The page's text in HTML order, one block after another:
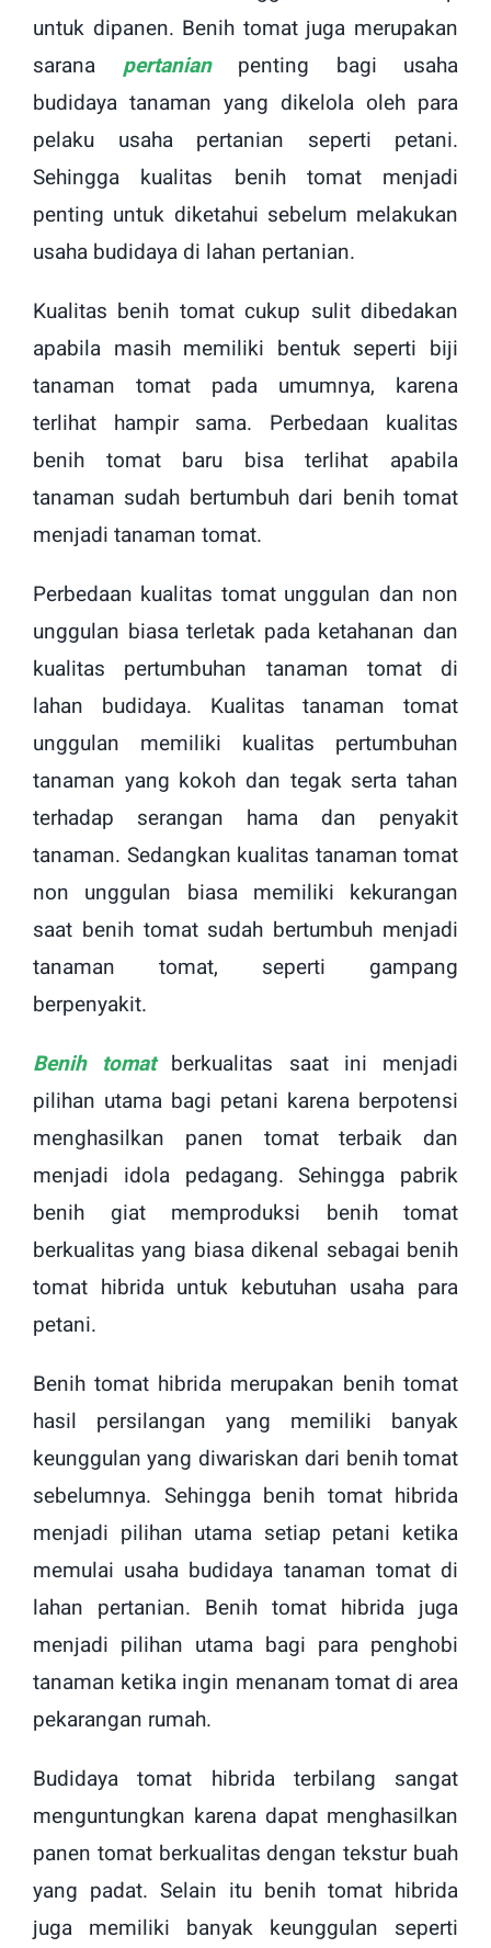
untuk dipanen. Benih tomat juga merupakan
sarana pertanianpenting bagi usaha
budidaya tanaman yang dikelola oleh para
pelaku usaha pertanian seperti petani.
Sehingga kualitas benih tomat menjadi
penting untuk diketahui sebelum melakukan
usaha budidaya di lahan pertanian.
Kualitas benih tomat cukup sulit dibedakan
apabila masih memiliki bentuk seperti biji
tanaman tomat pada umumnya, karena
terlihat hampir sama. Perbedaan kualitas
benih tomat baru bisa terlihat apabila
tanaman sudah bertumbuh dari benih tomat
menjadi tanaman tomat.
Perbedaan kualitas tomat unggulan dan non
unggulan biasa terletak pada ketahanan dan
kualitas pertumbuhan tanaman tomat di
lahan budidaya. Kualitas tanaman tomat
unggulan memiliki kualitas pertumbuhan
tanaman yang kokoh dan tegak serta tahan
terhadap serangan hama dan penyakit
tanaman. Sedangkan kualitas tanaman tomat
non unggulan biasa memiliki kekurangan
saat benih tomat sudah bertumbuh menjadi
tanaman tomat, seperti gampang
berpenyakit.
Benih tomatberkualitas saat ini menjadi
pilihan utama bagi petani karena berpotensi
menghasilkan panen tomat terbaik dan
menjadi idola pedagang. Sehingga pabrik
benih giat memproduksi benih tomat
berkualitas yang biasa dikenal sebagai benih
tomat hibrida untuk kebutuhan usaha para
petani.
Benih tomat hibrida merupakan benih tomat
hasil persilangan yang memiliki banyak
keunggulan yang diwariskan dari benih tomat
sebelumnya. Sehingga benih tomat hibrida
menjadi pilihan utama setiap petani ketika
memulai usaha budidaya tanaman tomat di
lahan pertanian. Benih tomat hibrida juga
menjadi pilihan utama bagi para penghobi
tanaman ketika ingin menanam tomat di area
pekarangan rumah.
Budidaya tomat hibrida terbilang sangat
menguntungkan karena dapat menghasilkan
panen tomat berkualitas dengan tekstur buah
yang padat. Selain itu benih tomat hibrida
juga memiliki banyak keunggulan seperti